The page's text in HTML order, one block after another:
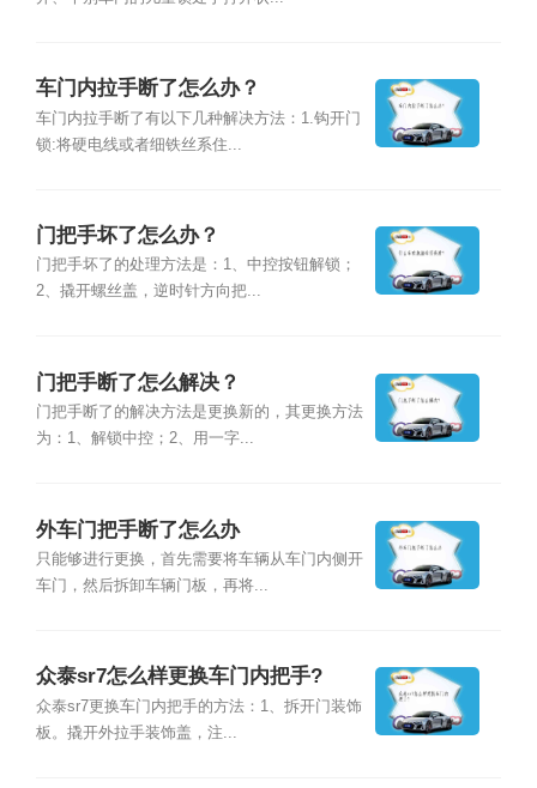
车门内拉手断了怎么办？
车门内拉手断了有以下几种解决方法：1.钩开门
锁:将硬电线或者细铁丝系住...
门把手坏了怎么办？
门把手坏了的处理方法是：1、中控按钮解锁；
2、撬开螺丝盖，逆时针方向把...
门把手断了怎么解决？
门把手断了的解决方法是更换新的，其更换方法
为：1、解锁中控；2、用一字...
外车门把手断了怎么办
只能够进行更换，首先需要将车辆从车门内侧开
车门，然后拆卸车辆门板，再将...
众泰sr7怎么样更换车门内把手?
众泰sr7更换车门内把手的方法：1、拆开门装饰
板。撬开外拉手装饰盖，注...